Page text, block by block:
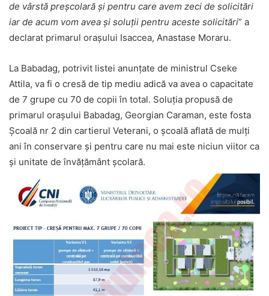
de vârstă preşcolară şi pentru care avem zeci de solicitări
iar de acum vom avea şi soluţii pentru aceste solicitări” a
declarat primarul oraşului Isaccea, Anastase Moraru.
La Babadag, potrivit listei anunţate de ministrul Cseke
Attila, va fi o cresă de tip mediu adică va avea o capacitate
de 7 grupe cu 70 de copii în total. Soluţia propusă de
primarul oraşului Babadag, Georgian Caraman, este fosta
Şcoală nr 2 din cartierul Veterani, o şcoală aflată de mulţi
ani în conservare şi pentru care nu mai este niciun viitor ca
şi unitate de învăţământ şcolară.